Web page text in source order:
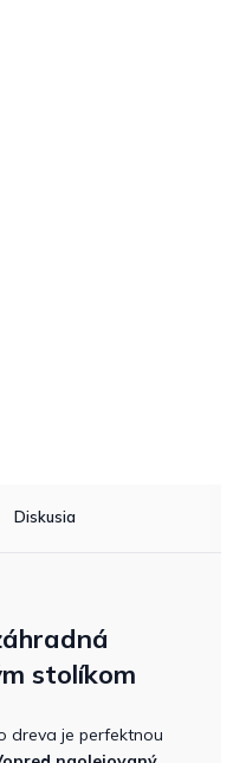
Diskusia
stolíkom
dreva je perfektnou